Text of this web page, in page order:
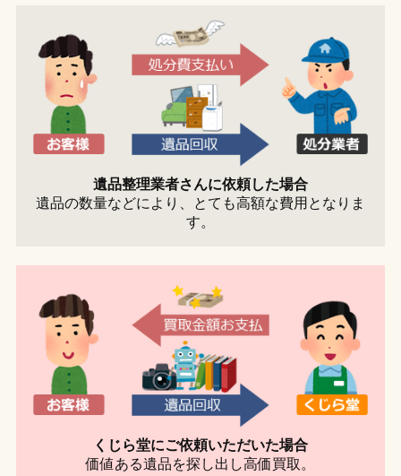
遺品整理業者さんに依頼した場合
遺品の数量などにより、とても高額な費用となりま
す。
くじら堂にご依頼いただいた場合
価値ある遺品を探し出し高価買取。